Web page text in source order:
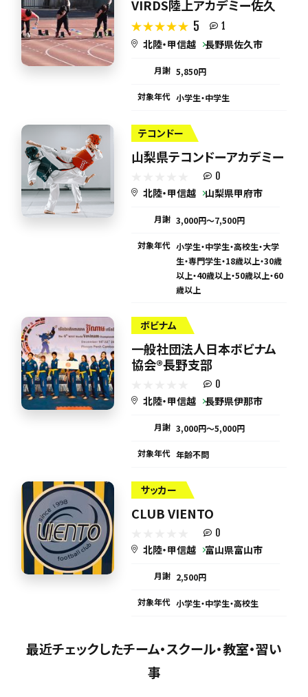
VIRDS陸上アカデミー佐久
5 1
北陸・甲信越 長野県佐久市
月謝 5,850円
対象年代 小学生・中学生
テコンドー
山梨県テコンドーアカデミー
0
北陸・甲信越 山梨県甲府市
月謝 3,000円〜7,500円
対象年代 小学生・中学生・高校生・大学
生・専門学生・18歳以上・30歳
以上・40歳以上・50歳以上・60
歳以上
ボビナム
一般社団法人日本ボビナム
協会®︎長野支部
0
北陸・甲信越 長野県伊那市
月謝 3,000円〜5,000円
対象年代 年齢不問
サッカー
CLUB VIENTO
0
北陸・甲信越 富山県富山市
月謝 2,500円
対象年代 小学生・中学生・高校生
最近チェックしたチーム・スクール・教室・習い
事